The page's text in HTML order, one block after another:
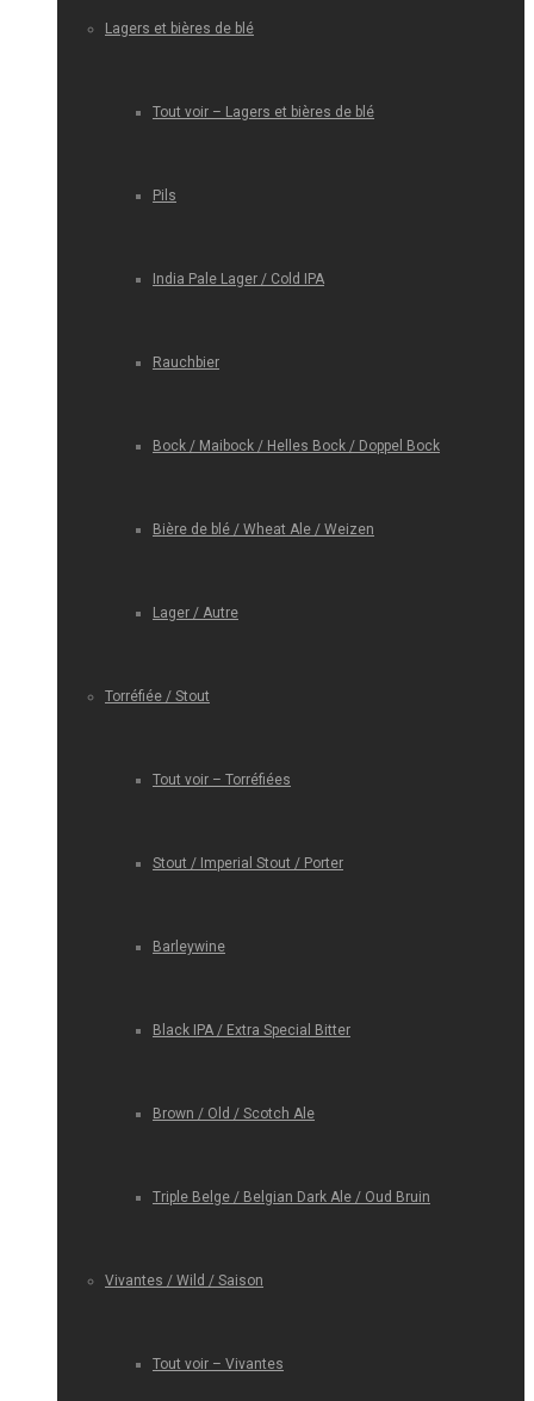
Lagers et bières de blé
Tout voir – Lagers et bières de blé
Pils
India Pale Lager / Cold IPA
Rauchbier
Bock / Maibock / Helles Bock / Doppel Bock
Bière de blé / Wheat Ale / Weizen
Lager / Autre
Torréfiée / Stout
Tout voir – Torréfiées
Stout / Imperial Stout / Porter
Barleywine
Black IPA / Extra Special Bitter
Brown / Old / Scotch Ale
Triple Belge / Belgian Dark Ale / Oud Bruin
Vivantes / Wild / Saison
Tout voir – Vivantes